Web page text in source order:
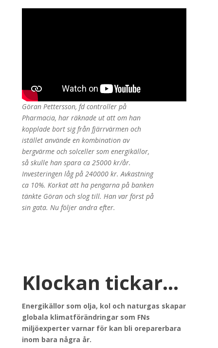
Göran Pettersson, fd controller på
Pharmacia, har räknade ut att om han
kopplade bort sig från fjärrvärmen och
istället använde en kombination av
bergvärme och solceller som energikällor,
så skulle han spara ca 25000 kr/år.
Investeringen låg på 240000 kr. Avkastning
ca 10%. Korkat att ha pengarna på banken
tänkte Göran och slog till. Han var först på
sin gata. Nu följer andra efter.
Klockan tickar…
Energikällor som olja, kol och naturgas skapar
globala klimatförändringar som FNs
miljöexperter varnar för kan bli oreparerbara
inom bara några år.